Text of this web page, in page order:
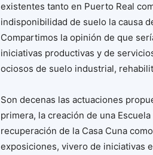
existentes tanto en Puerto Real
indisponibilidad de suelo la causa
Compartimos la opinión de que
iniciativas productivas y de
ociosos de suelo industrial,
Son decenas las actuaciones
primera, la creación de una
recuperación de la Casa Cuna
exposiciones, vivero de iniciativas